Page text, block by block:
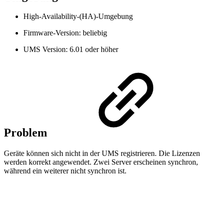
High-Availability-(HA)-Umgebung
Firmware-Version: beliebig
UMS Version: 6.01 oder höher
Problem
Geräte können sich nicht in der UMS registrieren. Die Lizenzen
werden korrekt angewendet. Zwei Server erscheinen synchron,
während ein weiterer nicht synchron ist.